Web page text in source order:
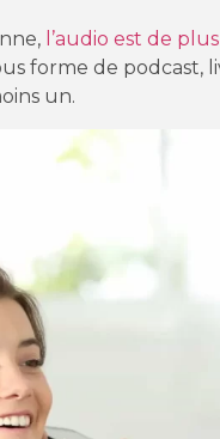
l’audio est de
forme de podcast,
un.